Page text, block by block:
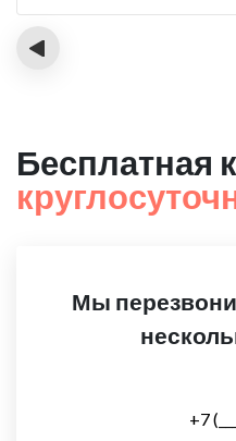
‹
Бесплатная
Мы